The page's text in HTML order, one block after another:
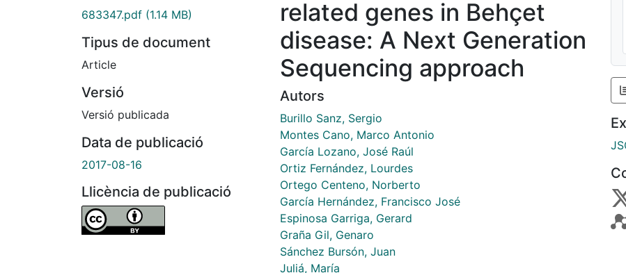
683347.pdf (1.14 MB)
Tipus de document
Article
Versió
Versió publicada
Data de publicació
2017-08-16
Llicència de publicació
related genes in Behçet
disease: A Next Generation
Sequencing approach
Autors
Burillo Sanz, Sergio
Montes Cano, Marco Antonio
García Lozano, José Raúl
Ortiz Fernández, Lourdes
Ortego Centeno, Norberto
García Hernández, Francisco José
Espinosa Garriga, Gerard
Graña Gil, Genaro
Sánchez Bursón, Juan
Juliá, María